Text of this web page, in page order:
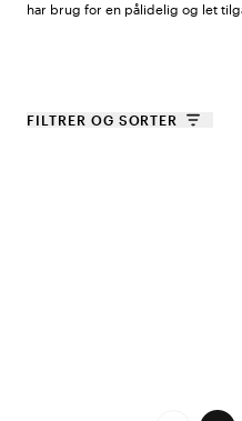
har brug for en pålidelig og let
Uanset om du har brug for iskoldt
drik på din nattevagt, sørger
temperatur. Vælg en flaske, der
FILTRER OG SORTER